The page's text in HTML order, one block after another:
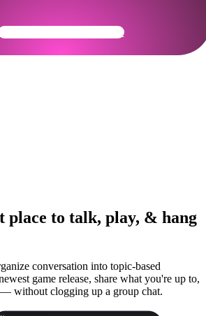
Your Community Ready
place to talk, play, & hang
conversation into topic-based
game release, share what you're up to,
without clogging up a group chat.